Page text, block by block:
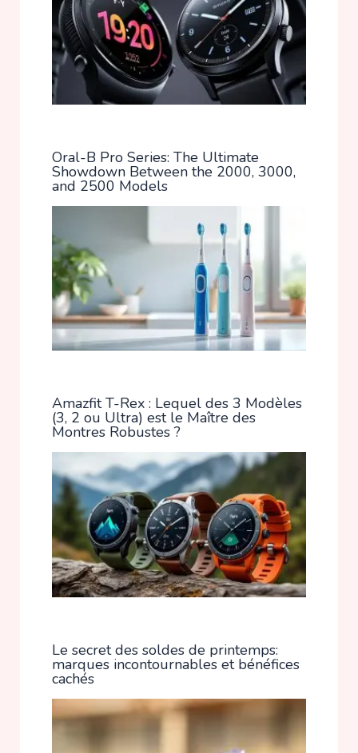
Oral-B Pro Series: The Ultimate
Showdown Between the 2000, 3000,
and 2500 Models
Amazfit T-Rex : Lequel des 3 Modèles
(3, 2 ou Ultra) est le Maître des
Montres Robustes ?
Le secret des soldes de printemps:
marques incontournables et bénéfices
cachés